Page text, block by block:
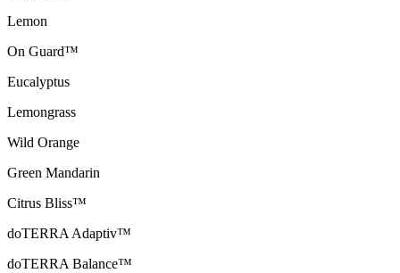
Lemon
On Guard™
Eucalyptus
Lemongrass
Wild Orange
Green Mandarin
Citrus Bliss™
doTERRA Adaptiv™
doTERRA Balance™